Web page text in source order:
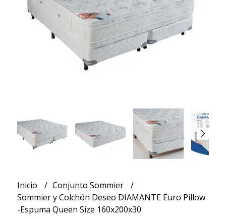
Inicio
Conjunto Sommier
Sommier y Colchón Deseo DIAMANTE Euro Pillow
-Espuma Queen Size 160x200x30